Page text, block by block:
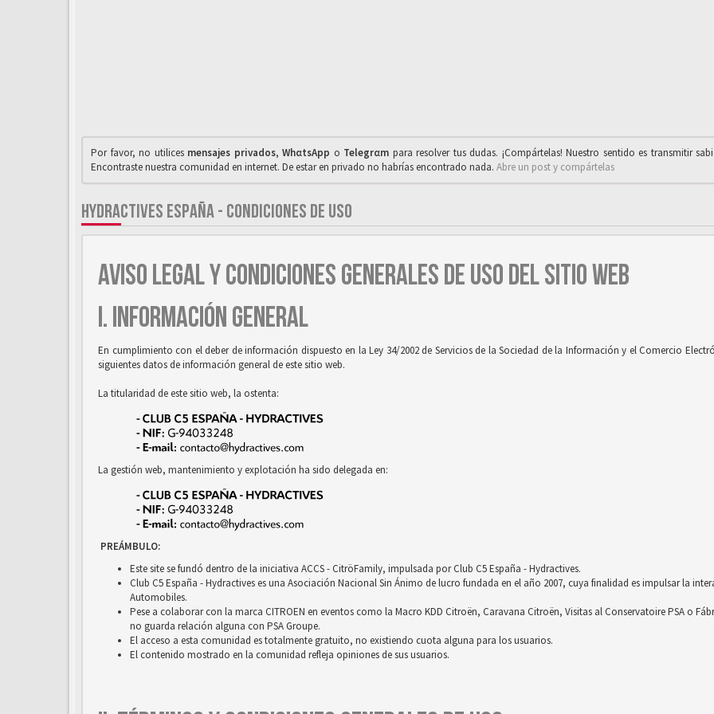
Por favor, no utilices mensajes privados,WhαtsApp o Telegrαm para resolver tus dudas. ¡Compártelas! Nuestro sentido es transmitir
Encontraste nuestra comunidad en internet. De estar en privado no habrías encontrado nada. Abre un post y compártelas
HYDRACTIVES ESPAÑA - CONDICIONES DE USO
AVISO LEGAL Y CONDICIONES GENERALES DE USO DEL SITIO WEB
I. INFORMACIÓN GENERAL
En cumplimiento con el deber de información dispuesto en la Ley 34/2002 de Servicios de la Sociedad de la Información y el Comercio
siguientes datos de información general de este sitio web.
La titularidad de este sitio web, la ostenta:
La gestión web, mantenimiento y explotación ha sido delegada en:
PREÁMBULO:
Este site se fundó dentro de la iniciativa ACCS - CitröFamily, impulsada por Club C5 España - Hydractives.
Club C5 España - Hydractives es una Asociación Nacional Sin Ánimo de lucro fundada en el año 2007, cuya finalidad es impulsar la
Automobiles.
Pese a colaborar con la marca CITROEN en eventos como la Macro KDD Citroën, Caravana Citroën, Visitas al Conservatoire PSA o
no guarda relación alguna con PSA Groupe.
El acceso a esta comunidad es totalmente gratuito, no existiendo cuota alguna para los usuarios.
El contenido mostrado en la comunidad refleja opiniones de sus usuarios.